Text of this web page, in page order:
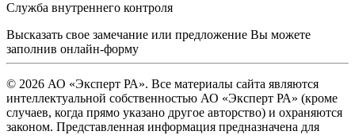
Служба внутреннего контроля
Высказать свое замечание или предложение Вы можете
заполнив онлайн-форму
© 2026 АО «Эксперт РА». Все материалы сайта являются
интеллектуальной собственностью АО «Эксперт РА» (кроме
случаев, когда прямо указано другое авторство) и охраняются
законом. Представленная информация предназначена для